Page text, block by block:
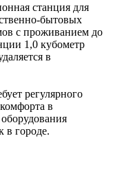
станция для
бытовых
с проживанием до
1,0 кубометр
в
регулярного
в
в городе.